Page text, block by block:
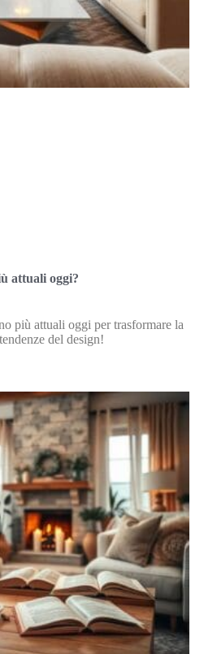
attuali oggi?
più attuali oggi per trasformare la
del design!